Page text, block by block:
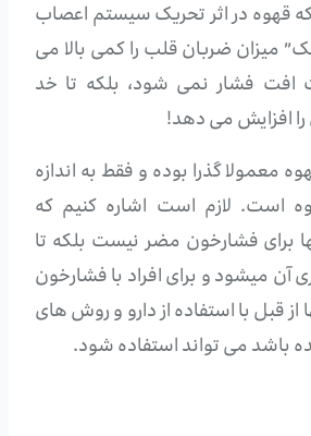
قهوه در اثر تحریک سیستم اعصاب
میزان ضربان قلب را کمی بالا می
افت فشار نمی شود، بلکه تا خد
افزایش می دهد!
معمولا گذرا بوده و فقط به اندازه
است. لازم است اشاره کنیم که
برای فشارخون مضر نیست بلکه تا
آن میشود و برای افراد با فشارخون
از قبل با استفاده از دارو و روش های
باشد می تواند استفاده شود.